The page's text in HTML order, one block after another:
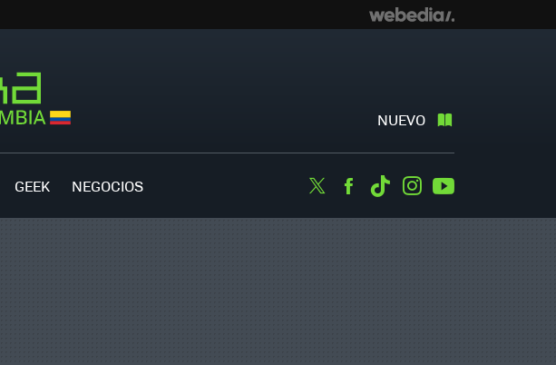
NUEVO
GEEK NEGOCIOS TwitterFacebook
TiktokInstagram